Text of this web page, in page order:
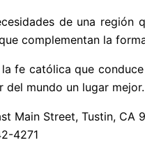
de una región
complementan la
fe católica que
del mundo un lugar mejor.
Main Street, Tustin, CA
4271